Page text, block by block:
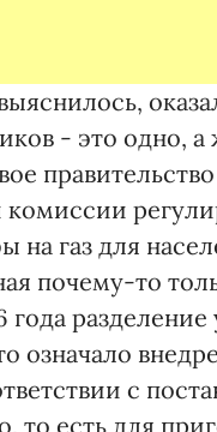
- это одно,
на газ для
почему-то
года
означало
с
то есть для